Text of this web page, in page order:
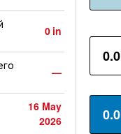
0 in
—
16 May
2026
0.0
0.0